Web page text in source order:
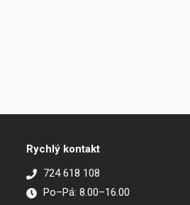
Rychlý kontakt
724 618 108
Po–Pá: 8.00–16.00